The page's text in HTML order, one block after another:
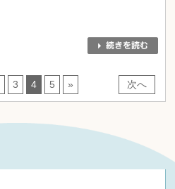
3 4 5 » 次へ